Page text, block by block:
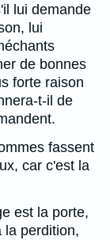
lui demande
lui
de bonnes
forte raison
t-il de
fassent
car c'est la
est la porte,
la perdition,